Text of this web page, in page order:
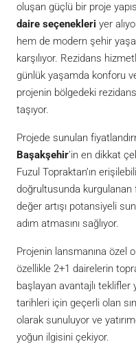
oluşan güçlü bir proje
daire seçenekleri yer
hem de modern şehir
karşılıyor. Rezidans
günlük yaşamda konforu
projenin bölgedeki
taşıyor.
Projede sunulan
Başakşehir’in en dikkat
Fuzul Topraktan’ın
doğrultusunda kurgulanan
değer artışı potansiyeli
adım atmasını sağlıyor.
Projenin lansmanına özel
özellikle 2+1 dairelerin
başlayan avantajlı teklifler
tarihleri için geçerli olan
olarak sunuluyor ve
yoğun ilgisini çekiyor.